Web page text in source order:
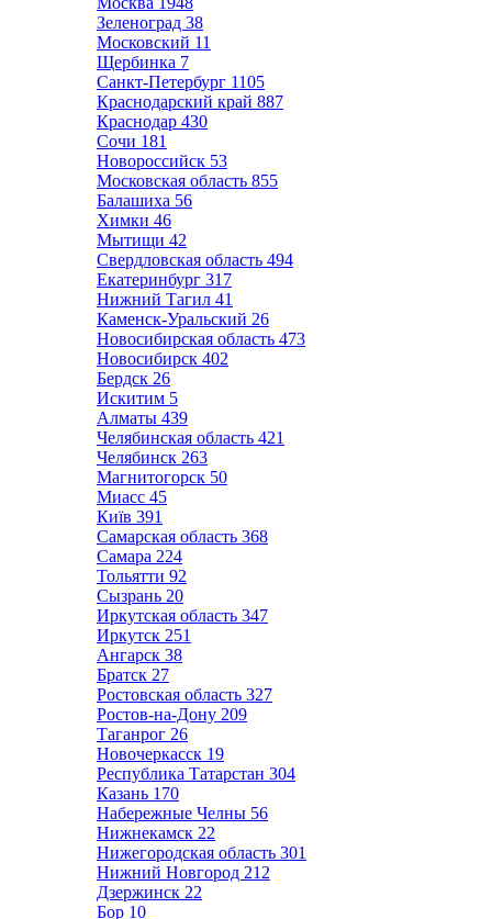
Зеленоград 38
Московский 11
Щербинка 7
Санкт-Петербург 1105
Краснодарский край 887
Краснодар 430
Сочи 181
Новороссийск 53
Московская область 855
Балашиха 56
Химки 46
Мытищи 42
Свердловская область 494
Екатеринбург 317
Нижний Тагил 41
Каменск-Уральский 26
Новосибирская область 473
Новосибирск 402
Бердск 26
Искитим 5
Алматы 439
Челябинская область 421
Челябинск 263
Магнитогорск 50
Миасс 45
Київ 391
Самарская область 368
Самара 224
Тольятти 92
Сызрань 20
Иркутская область 347
Иркутск 251
Ангарск 38
Братск 27
Ростовская область 327
Ростов-на-Дону 209
Таганрог 26
Новочеркасск 19
Республика Татарстан 304
Казань 170
Набережные Челны 56
Нижнекамск 22
Нижегородская область 301
Нижний Новгород 212
Дзержинск 22
Бор 10